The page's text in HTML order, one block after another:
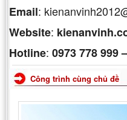
Email:
Website:
Hotline: 0973 778 999
Công trình cùng chủ đề